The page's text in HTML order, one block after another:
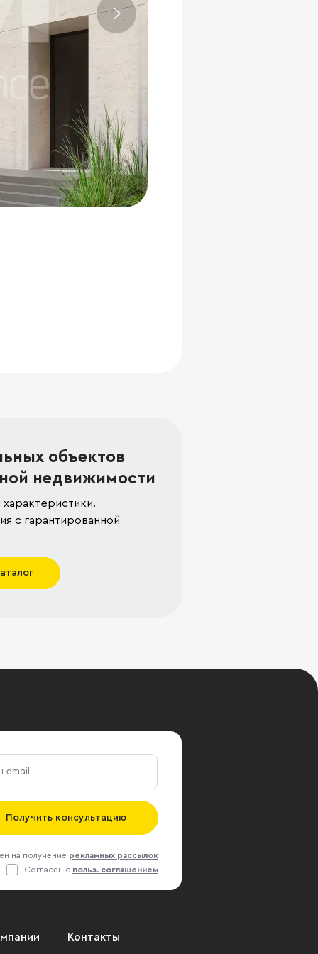
объектов
недвижимости
с гарантированной
Получить консультацию
на получение рекламных рассылок
Согласен с польз. соглашением
Контакты